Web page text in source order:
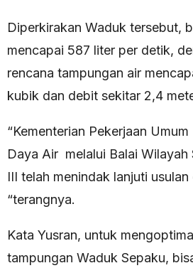
Diperkirakan Waduk tersebut,
mencapai 587 liter per detik,
rencana tampungan air
kubik dan debit sekitar 2,4
“Kementerian Pekerjaan
Daya Air melalui Balai Wilayah
III telah menindak lanjuti
“terangnya.
Kata Yusran, untuk
tampungan Waduk Sepaku,